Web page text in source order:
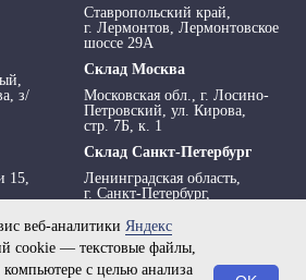
з/
15,
Ставропольский край,
г. Лермонтов, Лермонтовское
шоссе 29А
Склад Москва
Московская обл., г. Лосино-
Петровский, ул. Кирова,
стр. 7Б, к. 1
Склад Санкт-Петербург
Ленинградская область,
г. Санкт-Петербург,
295 АТ
веб-аналитики Яндекс
cookie — текстовые файлы,
с целью анализа